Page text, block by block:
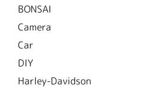
BONSAI
Camera
Car
DIY
Harley-Davidson